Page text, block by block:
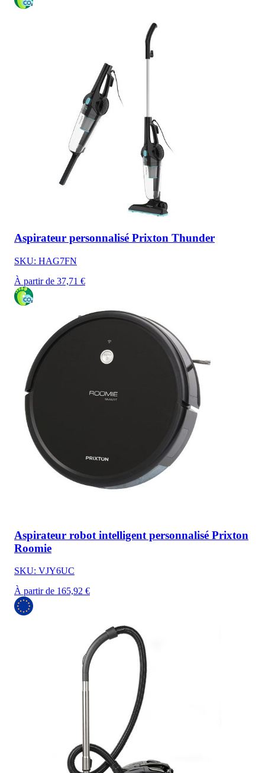
Aspirateur personnalisé Prixton Thunder
SKU: HAG7FN
À partir de 37,71 €
Aspirateur robot intelligent personnalisé Prixton
Roomie
SKU: VJY6UC
À partir de 165,92 €